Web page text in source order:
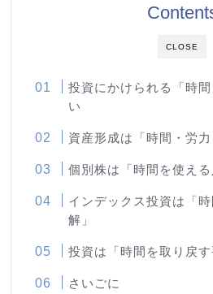
CLOSE
投資にかけられる「時
い
資産形成は「時間・労
個別株は「時間を使える
インデックス投資は「
解」
投資は「時間を取り戻
さいごに